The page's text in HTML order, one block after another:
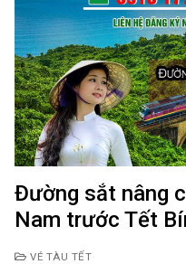
Đường sắt nâng
Nam trước Tết
VÉ TÀU TẾT